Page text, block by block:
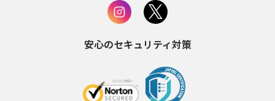
安心のセキュリティ対策